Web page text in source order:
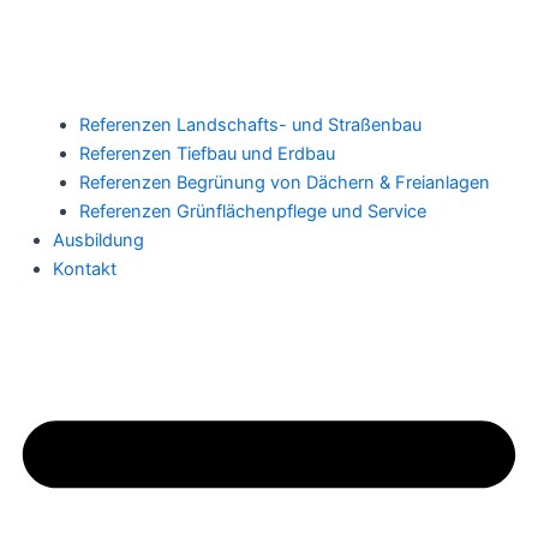
Referenzen Landschafts- und Straßenbau
Referenzen Tiefbau und Erdbau
Referenzen Begrünung von Dächern & Freianlagen
Referenzen Grünflächenpflege und Service
Ausbildung
Kontakt